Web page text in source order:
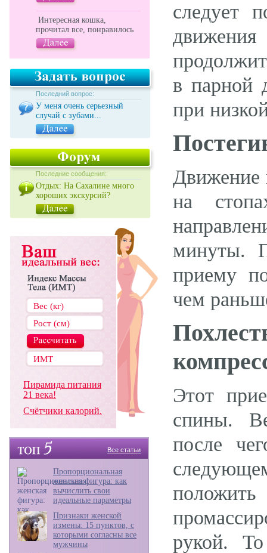
Интересная кошка,
прочитал все, понравилось
Последний вопрос:
У меня очень серьезный
случай с зубами...
Последние сообщения:
Отдых: На Сахалине много
хороших экскурсий?
Пирамида питания
21 века!
Счётчики калорий.
Все статьи
Пропорциональная
женская фигура: как
вычислить свои
идеальные параметры
Признаки женской
измены: 15 пунктов, с
которыми согласны все
мужчины
следует
в парной
при
Движение
на
минуты.
приему
чем
Этот
спины.
после
положить
рукой.